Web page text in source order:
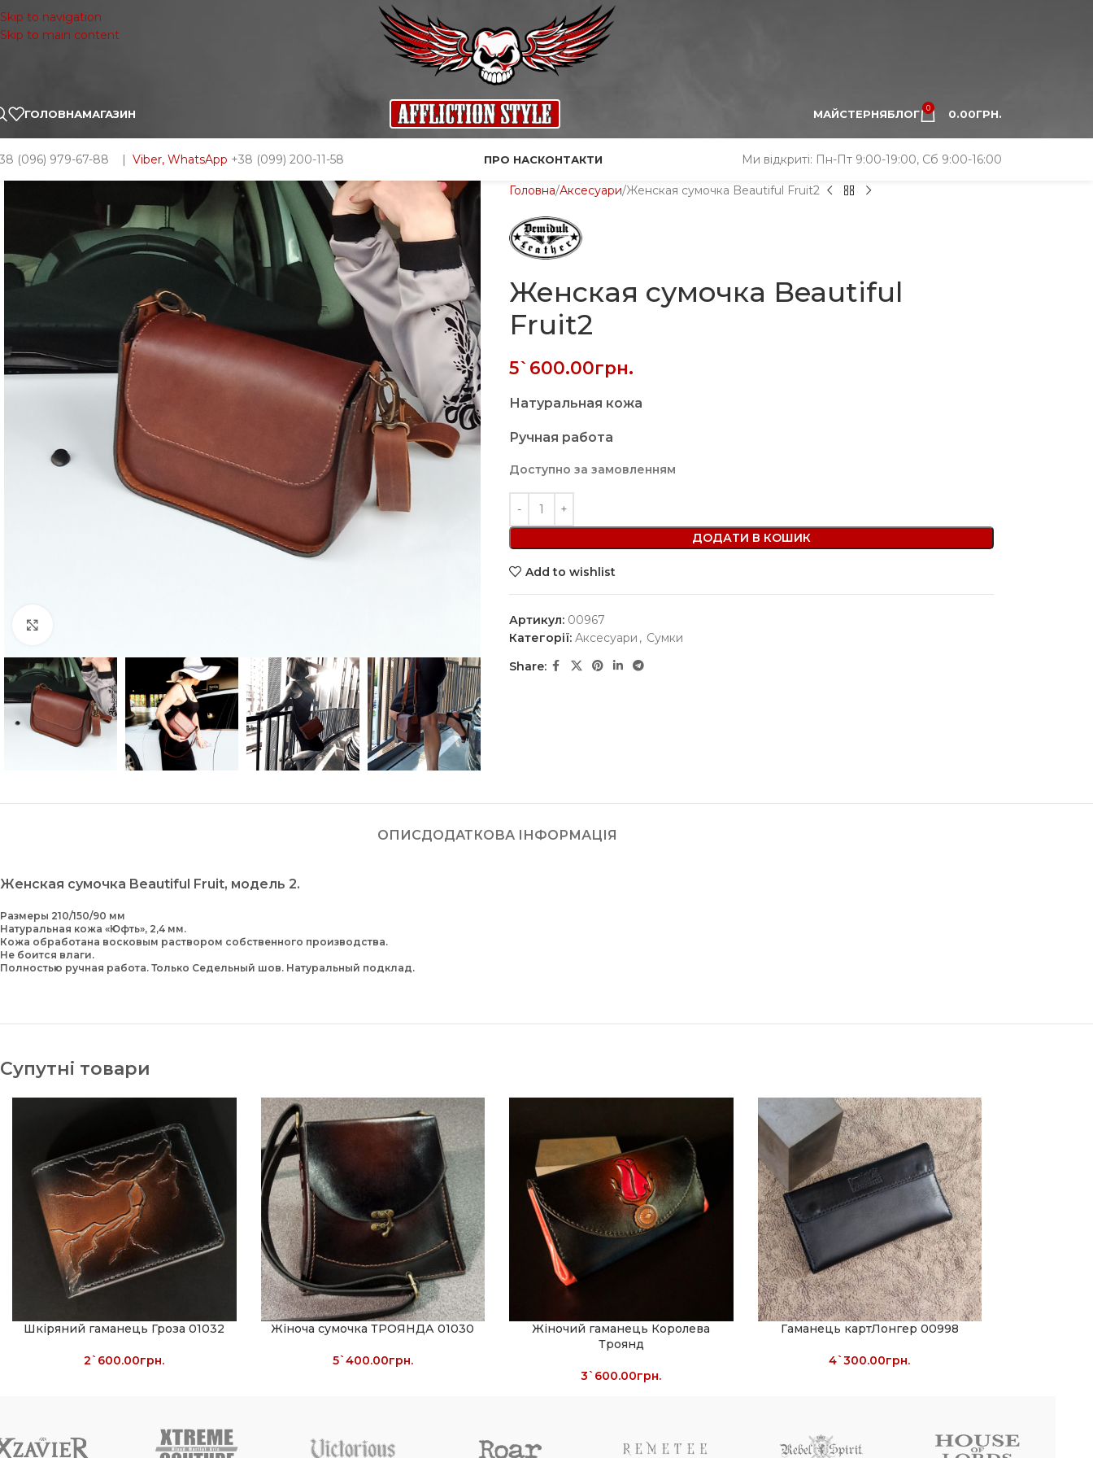
Skip to navigation
Skip to main content
ГОЛОВНАМАГАЗИН МАЙСТЕРНЯБЛОГ 0 0.00ГРН.
(096) 979-67-88 | Viber, WhatsApp +38 (099) 200-11-58 ПРО НАСКОНТАКТИ Ми відкриті: Пн-Пт 9:00-19:00, Сб 9:00-16:00
Головна Аксесуари Женская сумочка Beautiful Fruit2
Женская сумочка Beautiful
Fruit2
5`600.00грн.
Натуральная кожа
Ручная работа
Доступно за замовленням
ДОДАТИ В КОШИК
Add to wishlist
Артикул: 00967
Категорії: Аксесуари , Сумки
Share:
ОПИСДОДАТКОВА ІНФОРМАЦІЯ
Женская сумочка Beautiful Fruit, модель 2.
Размеры 210/150/90 мм
Натуральная кожа «Юфть», 2,4 мм.
Кожа обработана восковым раствором собственного производства.
Не боится влаги.
Полностью ручная работа. Только Седельный шов. Натуральный подклад.
Супутні товари
Шкіряний гаманець Гроза 01032
2`600.00грн.
Жіноча сумочка ТРОЯНДА 01030
5`400.00грн.
Жіночий гаманець Королева
Троянд
3`600.00грн.
Гаманець картЛонгер 00998
4`300.00грн.